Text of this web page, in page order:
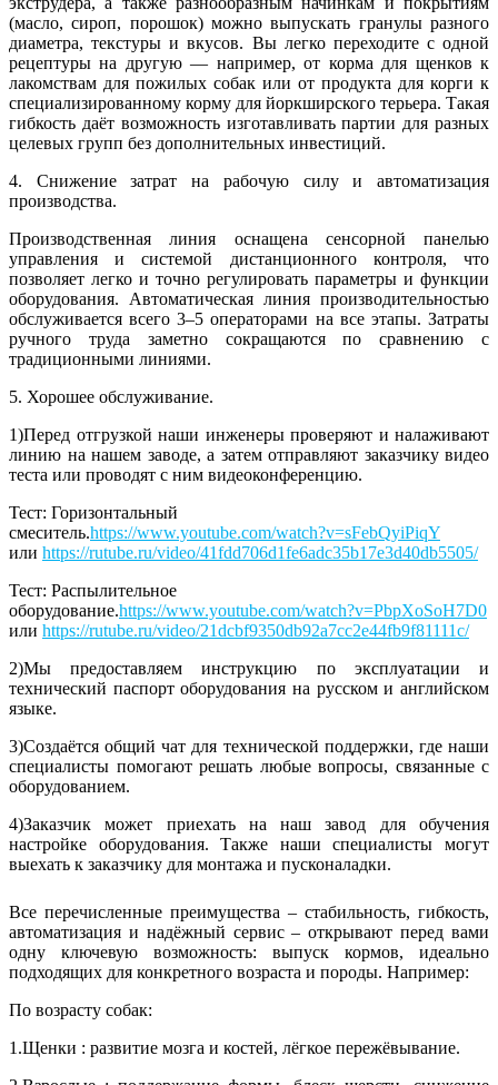
(масло, сироп, порошок) можно выпускать гранулы разного
диаметра, текстуры и вкусов. Вы легко переходите с одной
рецептуры на другую — например, от корма для щенков к
лакомствам для пожилых собак или от продукта для корги к
специализированному корму для йоркширского терьера. Такая
гибкость даёт возможность изготавливать партии для разных
целевых групп без дополнительных инвестиций.
4. Снижение затрат на рабочую силу и автоматизация
производства.
Производственная линия оснащена сенсорной панелью
управления и системой дистанционного контроля, что
позволяет легко и точно регулировать параметры и функции
оборудования. Автоматическая линия производительностью
обслуживается всего 3–5 операторами на все этапы. Затраты
ручного труда заметно сокращаются по сравнению с
традиционными линиями.
5. Хорошее обслуживание.
1)Перед отгрузкой наши инженеры проверяют и налаживают
линию на нашем заводе, а затем отправляют заказчику видео
теста или проводят с ним видеоконференцию.
Тест: Горизонтальный
смеситель.https://www.youtube.com/watch?v=sFebQyiPiqY
или https://rutube.ru/video/41fdd706d1fe6adc35b17e3d40db5505/
Тест: Распылительное
оборудование.https://www.youtube.com/watch?v=PbpXoSoH7D0
или https://rutube.ru/video/21dcbf9350db92a7cc2e44fb9f81111c/
2)Мы предоставляем инструкцию по эксплуатации и
технический паспорт оборудования на русском и английском
языке.
3)Создаётся общий чат для технической поддержки, где наши
специалисты помогают решать любые вопросы, связанные с
оборудованием.
4)Заказчик может приехать на наш завод для обучения
настройке оборудования. Также наши специалисты могут
выехать к заказчику для монтажа и пусконаладки.
Все перечисленные преимущества – стабильность, гибкость,
автоматизация и надёжный сервис – открывают перед вами
одну ключевую возможность: выпуск кормов, идеально
подходящих для конкретного возраста и породы. Например:
По возрасту собак:
1.Щенки : развитие мозга и костей, лёгкое пережёвывание.